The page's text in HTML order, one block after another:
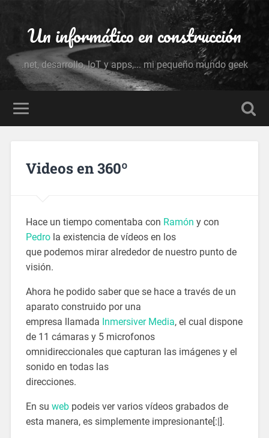
Un informático en construcción
.net, desarrollo, IoT y apps,... mi pequeño mundo geek
Videos en 360º
Hace un tiempo comentaba con Ramón y con
Pedrola existencia de vídeos en los
que podemos mirar alrededor de nuestro punto de
visión.
Ahora he podido saber que se hace a través de un
aparato construido por una
empresa llamada Inmersiver Media, el cual dispone
de 11 cámaras y 5 microfonos
omnidireccionales que capturan las imágenes y el
sonido en todas las
direcciones.
En su web podeis ver varios vídeos grabados de
esta manera, es simplemente impresionante[:|].